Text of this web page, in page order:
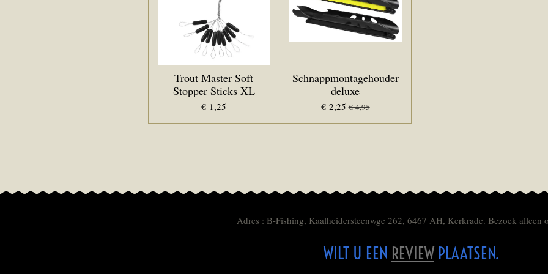
Trout Master Soft
Stopper Sticks XL
€ 1,25
Schnappmontagehouder
deluxe
€ 2,25 € 4,95
Adres : B-Fishing, Kaalheidersteenwge 262, 6467 AH, Kerkrade. Bezoek alleen
WILT U EEN REVIEWPLAATSEN.